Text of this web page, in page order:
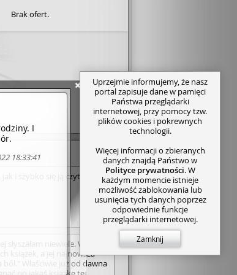
Brak ofert.
i szybko się ją czyta.
słyszałam niewiele. Wiem,
książek, a jej najnowsza
ból." Właściwie już od dawna
I
18:33:41
Uprzejmie informujemy, że nasz
portal zapisuje dane w pamięci
Państwa przeglądarki
internetowej, przy pomocy tzw.
plików cookies i pokrewnych
technologii.
Więcej informacji o zbieranych
danych znajdą Państwo w
Polityce prywatności. W
każdym momencie istnieje
możliwość zablokowania lub
usunięcia tych danych poprzez
odpowiednie funkcje
przeglądarki internetowej.
Zamknij